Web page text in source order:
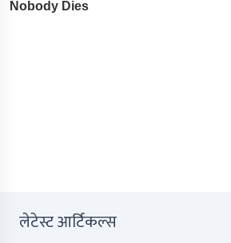
लेटेस्ट आर्टिकल्स